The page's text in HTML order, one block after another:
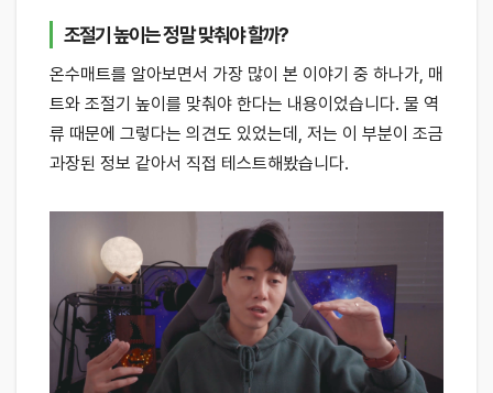
조절기 높이는 정말 맞춰야 할까?
온수매트를 알아보면서 가장 많이 본 이야기 중 하나가, 매
트와 조절기 높이를 맞춰야 한다는 내용이었습니다. 물 역
류 때문에 그렇다는 의견도 있었는데, 저는 이 부분이 조금
과장된 정보 같아서 직접 테스트해봤습니다.